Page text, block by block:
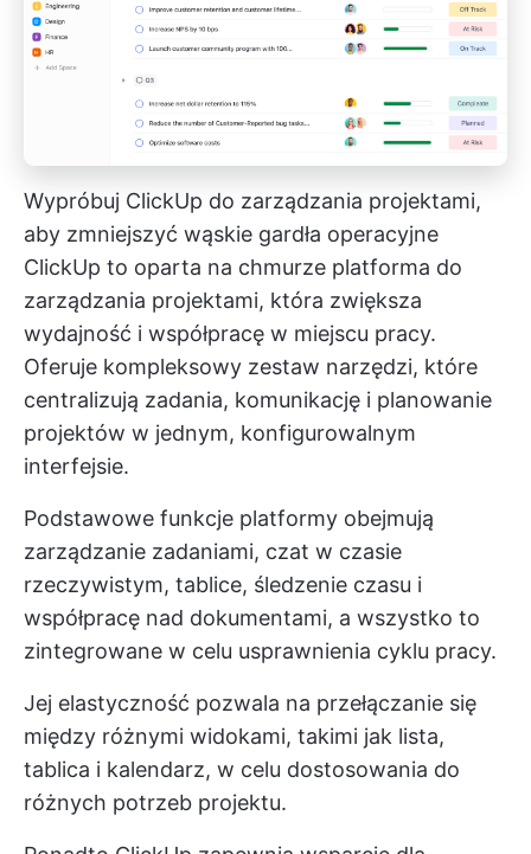
Wypróbuj ClickUp do zarządzania projektami,
aby zmniejszyć wąskie gardła operacyjne
ClickUp to oparta na chmurze platforma do
zarządzania projektami, która zwiększa
wydajność i współpracę w miejscu pracy.
Oferuje kompleksowy zestaw narzędzi, które
centralizują zadania, komunikację i planowanie
projektów w jednym, konfigurowalnym
interfejsie.
Podstawowe funkcje platformy obejmują
zarządzanie zadaniami, czat w czasie
rzeczywistym, tablice, śledzenie czasu i
współpracę nad dokumentami, a wszystko to
zintegrowane w celu usprawnienia cyklu pracy.
Jej elastyczność pozwala na przełączanie się
między różnymi widokami, takimi jak lista,
tablica i kalendarz, w celu dostosowania do
różnych potrzeb projektu.